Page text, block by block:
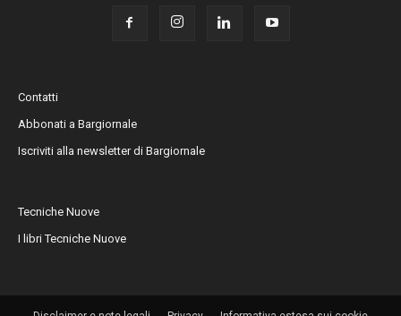
Contatti
Abbonati a Bargiornale
Iscriviti alla newsletter di Bargiornale
Tecniche Nuove
I libri Tecniche Nuove